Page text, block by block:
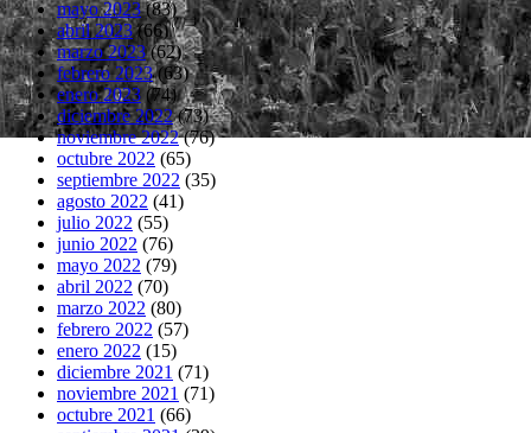
mayo 2023(83)
abril 2023(66)
marzo 2023(62)
febrero 2023(63)
enero 2023 (74)
diciembre 2022(73)
noviembre 2022(76)
octubre 2022 (65)
septiembre 2022 (35)
agosto 2022 (41)
julio 2022 (55)
junio 2022 (76)
mayo 2022 (79)
abril 2022 (70)
marzo 2022 (80)
febrero 2022 (57)
enero 2022 (15)
diciembre 2021 (71)
noviembre 2021 (71)
octubre 2021 (66)